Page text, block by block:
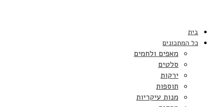
בית
כל המתכונים
מאפים ולחמים
סלטים
ירקות
תוספות
מנות עיקריות